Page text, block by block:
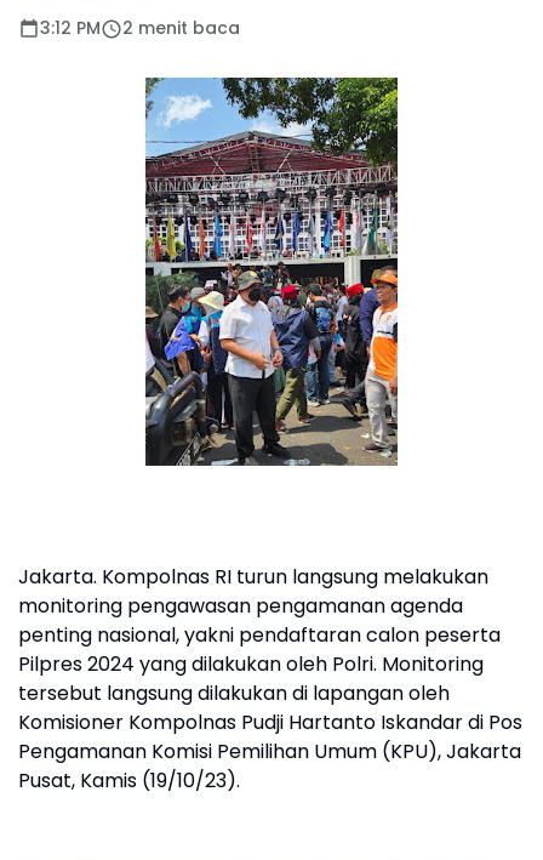
3:12 PM 2 menit baca
Jakarta. Kompolnas RI turun langsung melakukan
monitoring pengawasan pengamanan agenda
penting nasional, yakni pendaftaran calon peserta
Pilpres 2024 yang dilakukan oleh Polri. Monitoring
tersebut langsung dilakukan di lapangan oleh
Komisioner Kompolnas Pudji Hartanto Iskandar di Pos
Pengamanan Komisi Pemilihan Umum (KPU), Jakarta
Pusat, Kamis (19/10/23).